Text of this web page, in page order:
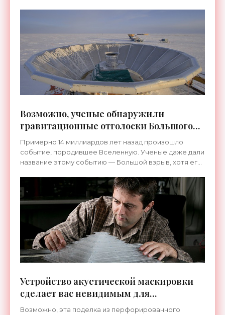
Возможно, ученые обнаружили
гравитационные отголоски Большого
взрыва - «Космос»
Примерно 14 миллиардов лет назад произошло
событие, породившее Вселенную. Ученые даже дали
название этому событию — Большой взрыв, хотя его
Устройство акустической маскировки
сделает вас невидимым для
гидролокаторов - «Технологии»
Возможно, эта поделка из перфорированного